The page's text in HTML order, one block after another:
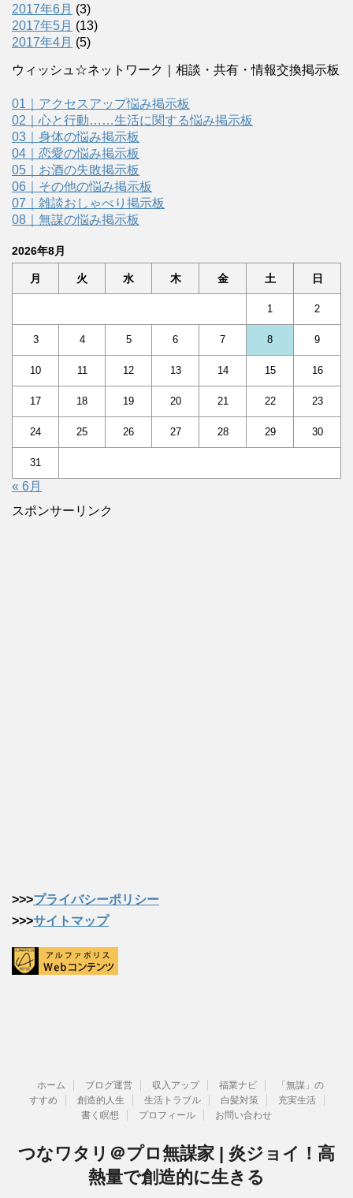
2017年6月 (3)
2017年5月 (13)
2017年4月 (5)
ウィッシュ☆ネットワーク｜相談・共有・情報交換掲示板
01｜アクセスアップ悩み掲示板
02｜心と行動……生活に関する悩み掲示板
03｜身体の悩み掲示板
04｜恋愛の悩み掲示板
05｜お酒の失敗掲示板
06｜その他の悩み掲示板
07｜雑談おしゃべり掲示板
08｜無謀の悩み掲示板
2026年8月
月 火 水 木 金 土 日
1 2
3 4 5 6 7 8 9
10 11 12 13 14 15 16
17 18 19 20 21 22 23
24 25 26 27 28 29 30
31
« 6月
スポンサーリンク
>>>プライバシーポリシー
>>>サイトマップ
ホーム ブログ運営 収入アップ 福業ナビ
「無謀」の
すすめ
創造的人生 生活トラブル 白髪対策
充実生活
書く瞑想
プロフィール お問い合わせ
つなワタリ＠プロ無謀家 | 炎ジョイ！高
熱量で創造的に生きる